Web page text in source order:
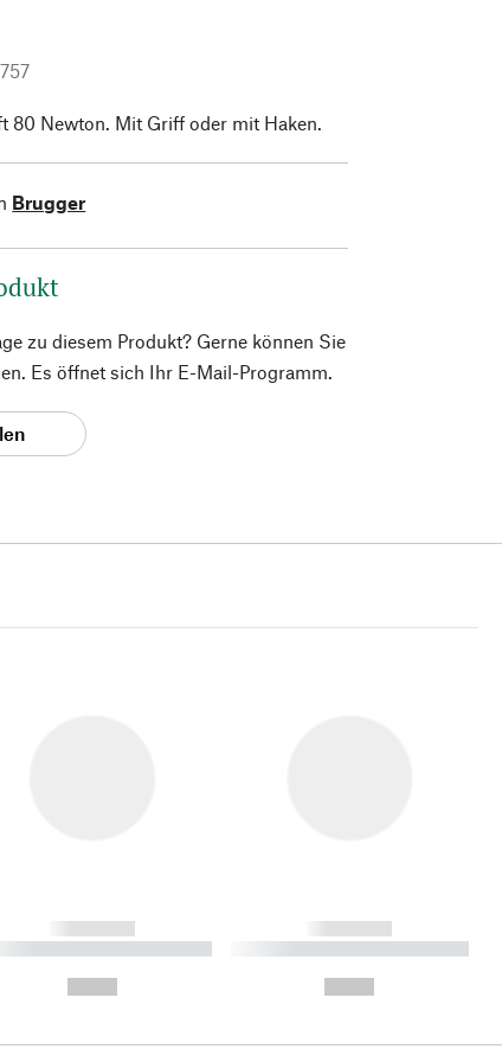
80 Newton. Mit Griff oder mit Haken.
Brugger
zu diesem Produkt? Gerne können Sie
Es öffnet sich Ihr E-Mail-Programm.
------------
----------- ----------
------------
----------- ----------- ----------